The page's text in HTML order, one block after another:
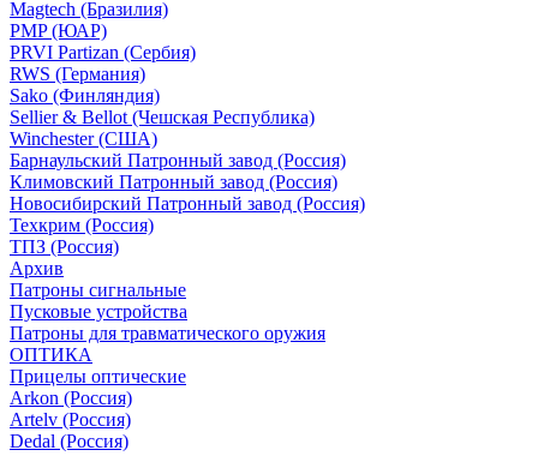
Magtech (Бразилия)
PMP (ЮАР)
PRVI Partizan (Сербия)
RWS (Германия)
Sako (Финляндия)
Sellier & Bellot (Чешская Республика)
Winchester (США)
Барнаульский Патронный завод (Россия)
Климовский Патронный завод (Россия)
Новосибирский Патронный завод (Россия)
Техкрим (Россия)
ТПЗ (Россия)
Архив
Патроны сигнальные
Пусковые устройства
Патроны для травматического оружия
ОПТИКА
Прицелы оптические
Arkon (Россия)
Artelv (Россия)
Dedal (Россия)